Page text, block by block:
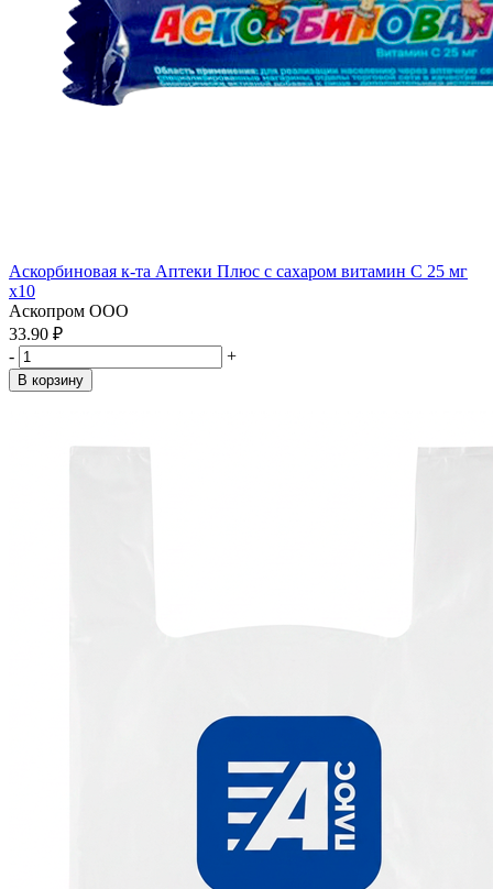
Аскорбиновая к-та Аптеки Плюс с сахаром витамин С 25 мг
x10
Аскопром ООО
33.90 ₽
-
+
В корзину